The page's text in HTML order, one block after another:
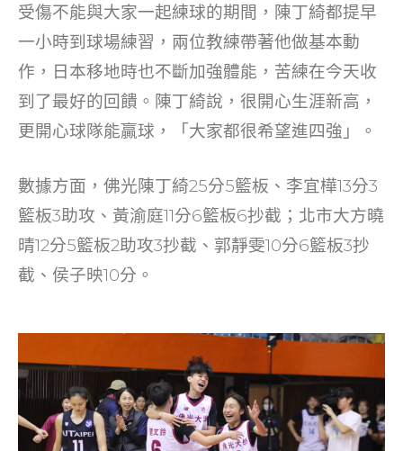
受傷不能與大家一起練球的期間，陳丁綺都提早
一小時到球場練習，兩位教練帶著他做基本動
作，日本移地時也不斷加強體能，苦練在今天收
到了最好的回饋。陳丁綺說，很開心生涯新高，
更開心球隊能贏球，「大家都很希望進四強」。
數據方面，佛光陳丁綺25分5籃板、李宜樺13分3
籃板3助攻、黃渝庭11分6籃板6抄截；北市大方曉
晴12分5籃板2助攻3抄截、郭靜雯10分6籃板3抄
截、侯子映10分。